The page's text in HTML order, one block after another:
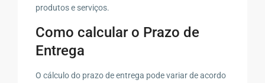
produtos e serviços.
Como calcular o Prazo de
Entrega
O cálculo do prazo de entrega pode variar de acordo